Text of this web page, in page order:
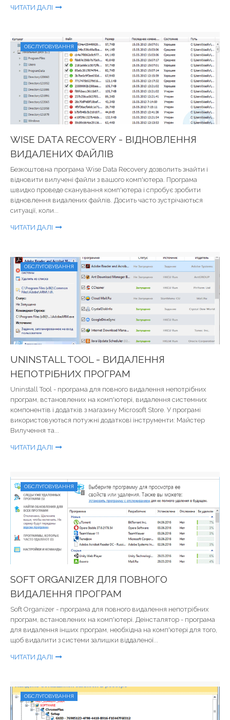
ЧИТАТИ ДАЛІ
ОБСЛУГОВУВАННЯ
WISE DATA RECOVERY - ВІДНОВЛЕННЯ
ВИДАЛЕНИХ ФАЙЛІВ
Безкоштовна програма Wise Data Recovery дозволить знайти і
відновити вилучені файли з вашого комп'ютера. Програма
швидко проведе сканування комп'ютера і спробує зробити
відновлення видалених файлів. Досить часто зустрічаються
ситуації, коли...
ЧИТАТИ ДАЛІ
ОБСЛУГОВУВАННЯ
UNINSTALL TOOL - ВИДАЛЕННЯ
НЕПОТРІБНИХ ПРОГРАМ
Uninstall Tool - програма для повного видалення непотрібних
програм, встановлених на комп'ютері, видалення системних
компонентів і додатків з магазину Microsoft Store. У програмі
використовуються потужні додаткові інструменти: Майстер
Вилучення та...
ЧИТАТИ ДАЛІ
ОБСЛУГОВУВАННЯ
SOFT ORGANIZER ДЛЯ ПОВНОГО
ВИДАЛЕННЯ ПРОГРАМ
Soft Organizer - програма для повного видалення непотрібних
програм, встановлених на комп'ютері. Деінсталятор - програма
для видалення інших програм, необхідна на комп'ютері для того,
щоб видалити з системи залишки віддаленої...
ЧИТАТИ ДАЛІ
ОБСЛУГОВУВАННЯ